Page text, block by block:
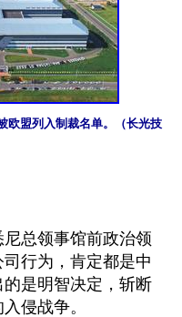
欧盟列入制裁名单。（长光技
总领事馆前政治领
行为，肯定都是中
是明智决定，斩断
侵战争。